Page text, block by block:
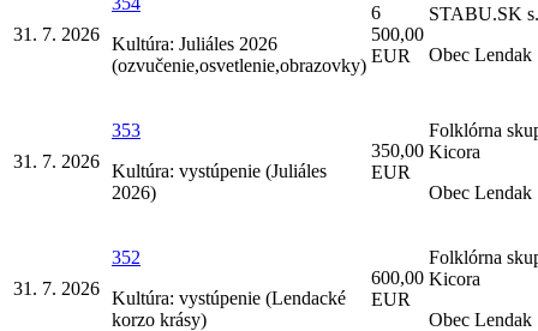
31. 7. 2026 Kultúra: Juliáles 2026
(ozvučenie,osvetlenie,obrazovky)
6
500,00
EUR
STABU.SK
Obec Lendak
31. 7. 2026
353
Kultúra: vystúpenie (Juliáles
2026)
350,00
EUR
Folklórna
Kicora
Obec Lendak
31. 7. 2026
352
Kultúra: vystúpenie (Lendacké
korzo krásy)
600,00
EUR
Folklórna
Kicora
Obec Lendak